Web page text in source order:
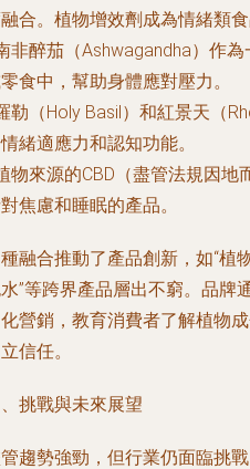
合。植物增效劑成為情緒類
非醉茄（Ashwagandha）作
食中，幫助身體應對壓力。
勒（Holy Basil）和紅景天（
緒適應力和認知功能。
物來源的CBD（盡管法規因
焦慮和睡眠的產品。
融合推動了產品創新，如“植
”等跨界產品層出不窮。品牌
營銷，教育消費者了解植物
信任。
挑戰與未來展望
趨勢強勁，但行業仍面臨挑